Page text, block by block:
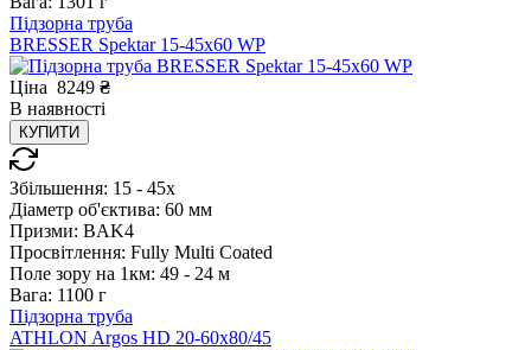
Підзорна труба
BRESSER Spektar 15-45x60 WP
Ціна 8249 ₴
В наявності
КУПИТИ
Збільшення: 15 - 45x
Діаметр об'єктива: 60 мм
Призми: BAK4
Просвітлення: Fully Multi Coated
Поле зору на 1км: 49 - 24 м
Вага: 1100 г
Підзорна труба
ATHLON Argos HD 20-60x80/45